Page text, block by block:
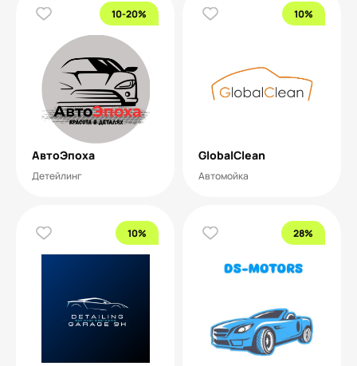
10-20%
АвтоЭпоха
Детейлинг
10%
GlobalClean
Автомойка
10% 28%